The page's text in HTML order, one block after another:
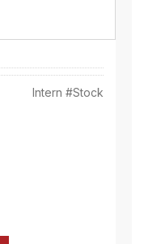
Intern #Stock